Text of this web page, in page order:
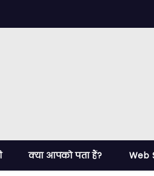
क्या आपको पता हैं? Web